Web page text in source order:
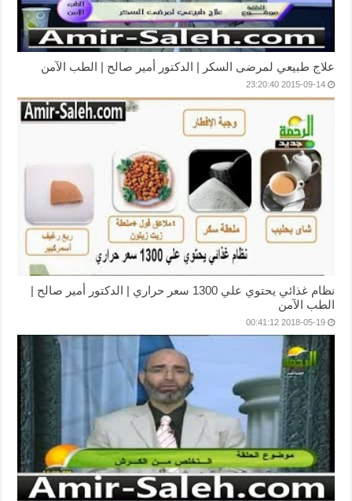
علاج طبيعي لمرضى السكر | الدكتور أمير صالح | الطب الآمن
2015-09-14 23:20:40
نظام غذائي يحتوي علي 1300 سعر حراري | الدكتور أمير صالح |
الطب الآمن
2018-05-19 00:41:12